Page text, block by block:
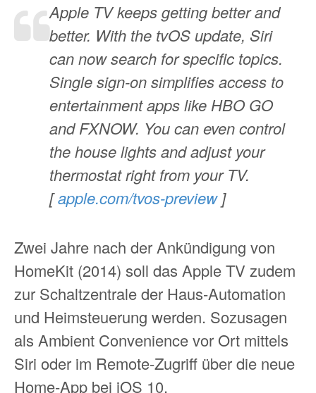
Apple TV keeps getting better and
better. With the tvOS update, Siri
can now search for specific topics.
Single sign-on simplifies access to
entertainment apps like HBO GO
and FXNOW. You can even control
the house lights and adjust your
thermostat right from your TV.
[apple.com/tvos-preview]
Zwei Jahre nach der Ankündigung von
HomeKit (2014) soll das Apple TV zudem
zur Schaltzentrale der Haus-Automation
und Heimsteuerung werden. Sozusagen
als Ambient Convenience vor Ort mittels
Siri oder im Remote-Zugriff über die neue
Home-App bei iOS 10.